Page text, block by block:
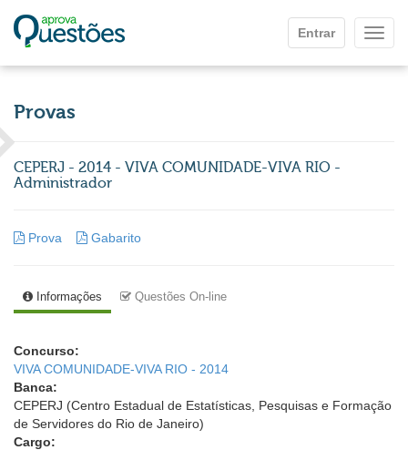
Entrar
Provas
CEPERJ - 2014 - VIVA COMUNIDADE-VIVA RIO -
Administrador
Prova Gabarito
Informações Questões On-line
Concurso:
VIVA COMUNIDADE-VIVA RIO - 2014
Banca:
CEPERJ (Centro Estadual de Estatísticas, Pesquisas e Formação
de Servidores do Rio de Janeiro)
Cargo: